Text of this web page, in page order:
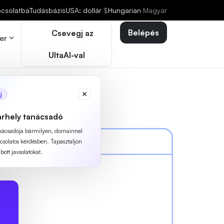
TudásbázisUSA: dollár $Hungarian Magyar
Csevegj az
UltaAI-val
tanácsadó
bármilyen, domainnel
kérdésben. Tapasztaljon
javaslatokat.
Belépés